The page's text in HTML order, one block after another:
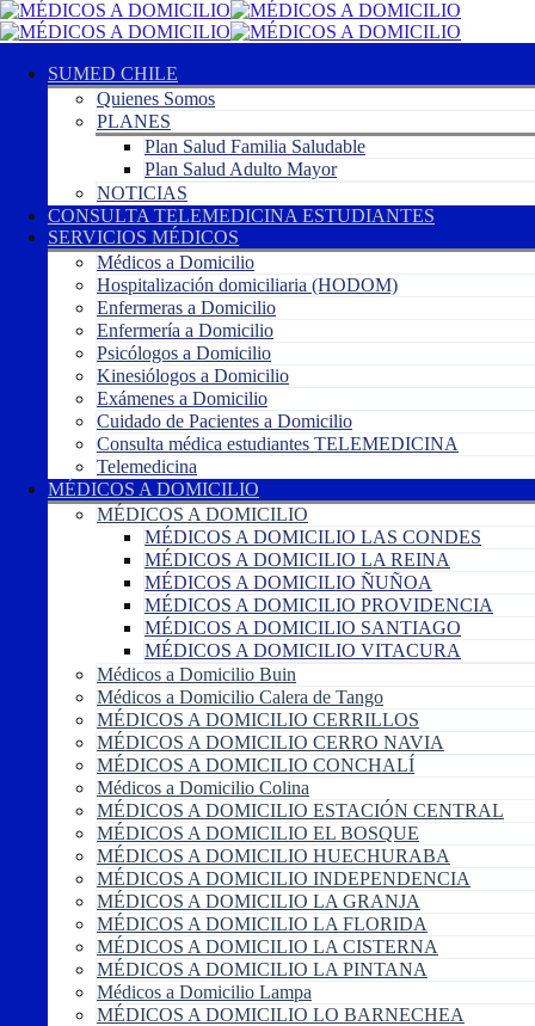
SUMED CHILE
Quienes Somos
PLANES
Plan Salud Familia Saludable
Plan Salud Adulto Mayor
NOTICIAS
CONSULTA TELEMEDICINA ESTUDIANTES
SERVICIOS MÉDICOS
Médicos a Domicilio
Hospitalización domiciliaria (HODOM)
Enfermeras a Domicilio
Enfermería a Domicilio
Psicólogos a Domicilio
Kinesiólogos a Domicilio
Exámenes a Domicilio
Cuidado de Pacientes a Domicilio
Consulta médica estudiantes TELEMEDICINA
Telemedicina
MÉDICOS A DOMICILIO
MÉDICOS A DOMICILIO
MÉDICOS A DOMICILIO LAS CONDES
MÉDICOS A DOMICILIO LA REINA
MÉDICOS A DOMICILIO ÑUÑOA
MÉDICOS A DOMICILIO PROVIDENCIA
MÉDICOS A DOMICILIO SANTIAGO
MÉDICOS A DOMICILIO VITACURA
Médicos a Domicilio Buin
Médicos a Domicilio Calera de Tango
MÉDICOS A DOMICILIO CERRILLOS
MÉDICOS A DOMICILIO CERRO NAVIA
MÉDICOS A DOMICILIO CONCHALÍ
Médicos a Domicilio Colina
MÉDICOS A DOMICILIO ESTACIÓN CENTRAL
MÉDICOS A DOMICILIO EL BOSQUE
MÉDICOS A DOMICILIO HUECHURABA
MÉDICOS A DOMICILIO INDEPENDENCIA
MÉDICOS A DOMICILIO LA GRANJA
MÉDICOS A DOMICILIO LA FLORIDA
MÉDICOS A DOMICILIO LA CISTERNA
MÉDICOS A DOMICILIO LA PINTANA
Médicos a Domicilio Lampa
MÉDICOS A DOMICILIO LO BARNECHEA